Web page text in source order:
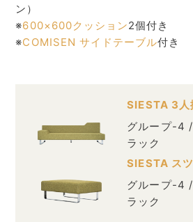
ン）
※600×600クッション2個付き
※COMISEN サイドテーブル付き
SIESTA 3人
グループ-4 /
ラック
SIESTA ス
グループ-4 /
ラック